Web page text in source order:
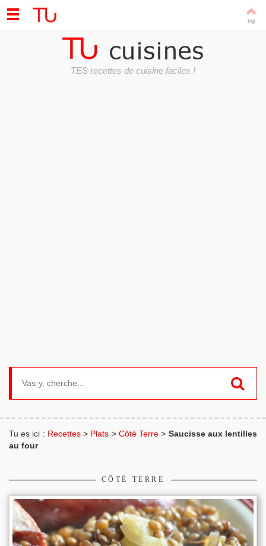
TES recettes de cuisine faciles !
Tu es ici : Recettes> Plats > Côté Terre > Saucisse aux lentilles
au four
CÔTÉ TERRE